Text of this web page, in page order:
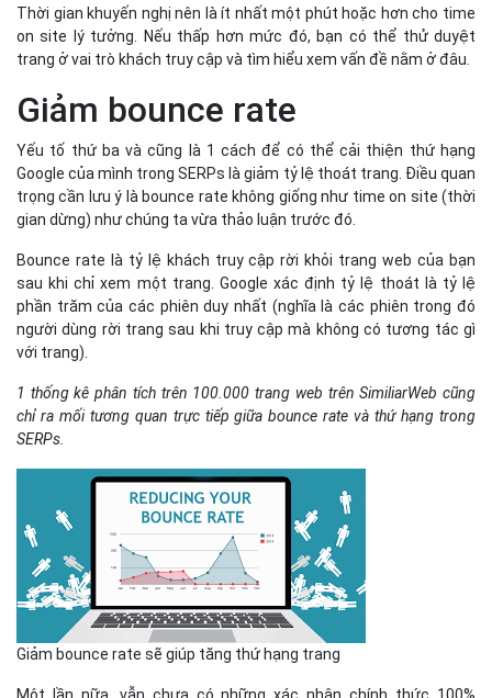
Thời gian khuyến nghị nên là ít nhất một phút hoặc hơn cho time
on site lý tưởng. Nếu thấp hơn mức đó, bạn có thể thử duyệt
trang ở vai trò khách truy cập và tìm hiểu xem vấn đề nằm ở đâu.
Giảm bounce rate
Yếu tố thứ ba và cũng là 1 cách để có thể cải thiện thứ hạng
Google của mình trong SERPs là giảm tỷ lệ thoát trang. Điều quan
trọng cần lưu ý là bounce rate không giống như time on site (thời
gian dừng) như chúng ta vừa thảo luận trước đó.
Bounce rate là tỷ lệ khách truy cập rời khỏi trang web của bạn
sau khi chỉ xem một trang. Google xác định tỷ lệ thoát là tỷ lệ
phần trăm của các phiên duy nhất (nghĩa là các phiên trong đó
người dùng rời trang sau khi truy cập mà không có tương tác gì
với trang).
1 thống kê phân tích trên 100.000 trang web trên SimiliarWeb cũng
chỉ ra mối tương quan trực tiếp giữa bounce rate và thứ hạng trong
SERPs.
Giảm bounce rate sẽ giúp tăng thứ hạng trang